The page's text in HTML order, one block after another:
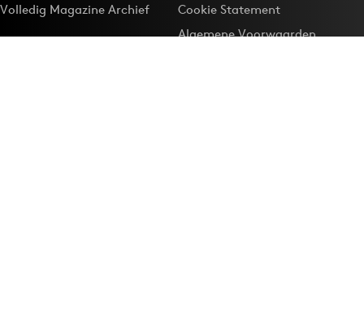
Volledig Magazine Archief
Cookie Statement
Algemene Voorwaarden